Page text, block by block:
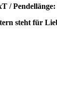
/ Pendellänge:
steht für